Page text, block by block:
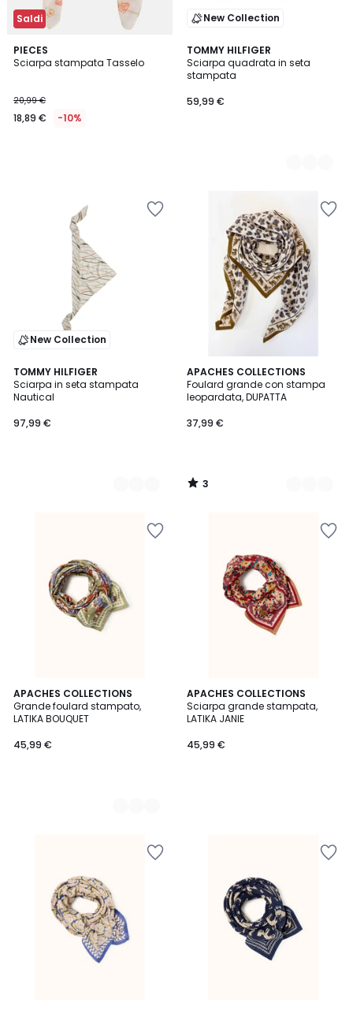
Saldi
PIECES
Sciarpa stampata Tasselo
20,99 €
18,89 € -10%
New Collection
TOMMY HILFIGER
Sciarpa quadrata in seta
stampata
59,99 €
2
Colori
New Collection
TOMMY HILFIGER
Sciarpa in seta stampata
Nautical
97,99 €
2
Colori
APACHES COLLECTIONS
Foulard grande con stampa
leopardata, DUPATTA
37,99 €
3
/
5
2
Colori
3
/
APACHES COLLECTIONS
Grande foulard stampato,
LATIKA BOUQUET
45,99 €
2
Colori
APACHES COLLECTIONS
Sciarpa grande stampata,
LATIKA JANIE
45,99 €